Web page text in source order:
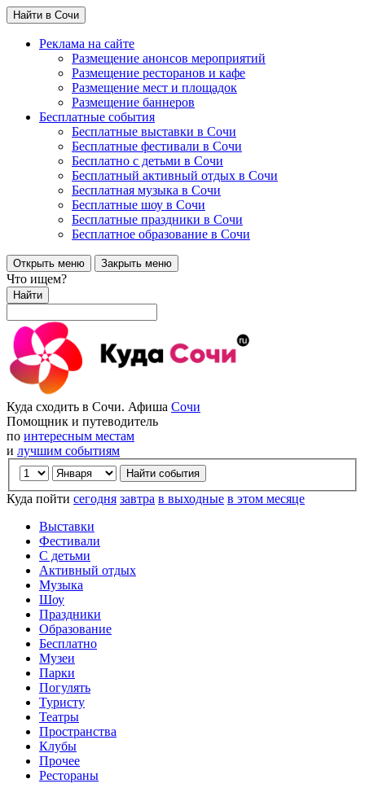
Найти в Сочи
Реклама на сайте
Размещение анонсов мероприятий
Размещение ресторанов и кафе
Размещение мест и площадок
Размещение баннеров
Бесплатные события
Бесплатные выставки в Сочи
Бесплатные фестивали в Сочи
Бесплатно с детьми в Сочи
Бесплатный активный отдых в Сочи
Бесплатная музыка в Сочи
Бесплатные шоу в Сочи
Бесплатные праздники в Сочи
Бесплатное образование в Сочи
Открыть меню Закрыть меню
Что ищем?
Найти
Куда сходить в Сочи. Афиша Сочи
Помощник и путеводитель
по интересным местам
и лучшим событиям
Куда пойти сегодня завтра в выходные в этом месяце
Выставки
Фестивали
С детьми
Активный отдых
Музыка
Шоу
Праздники
Образование
Бесплатно
Музеи
Парки
Погулять
Туристу
Театры
Пространства
Клубы
Прочее
Рестораны